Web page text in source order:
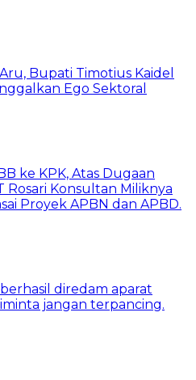
Bupati Timotius Kaidel
Ego Sektoral
ke KPK, Atas Dugaan
Rosari Konsultan Miliknya
Proyek APBN dan APBD.
diredam aparat
jangan terpancing.